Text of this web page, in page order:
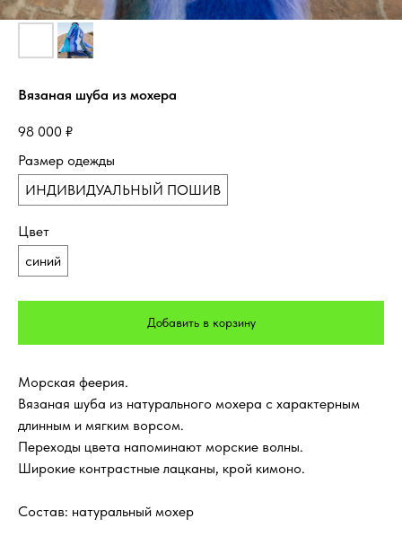
Вязаная шуба из мохера
98 000 ₽
Размер одежды
ИНДИВИДУАЛЬНЫЙ ПОШИВ
Цвет
синий
Добавить в корзину
Морская феерия.
Вязаная шуба из натурального мохера с характерным
длинным и мягким ворсом.
Переходы цвета напоминают морские волны.
Широкие контрастные лацканы, крой кимоно.
Состав: натуральный мохер